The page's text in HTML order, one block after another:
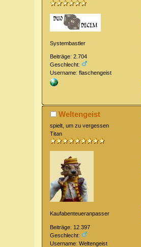
Systembastler
Beiträge: 2.704
Geschlecht:
Username: flaschengeist
Weltengeist
spielt, um zu vergessen
Titan
Kaufabenteueranpasser
Beiträge: 12.397
Geschlecht:
Username: Weltengeist